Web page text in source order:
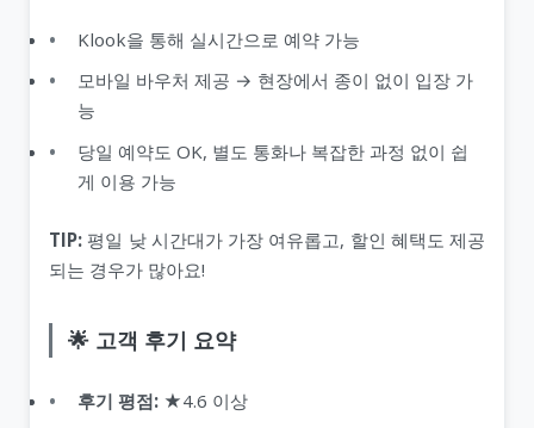
Klook을 통해 실시간으로 예약 가능
모바일 바우처 제공 → 현장에서 종이 없이 입장 가
능
당일 예약도 OK, 별도 통화나 복잡한 과정 없이 쉽
게 이용 가능
TIP: 평일 낮 시간대가 가장 여유롭고, 할인 혜택도 제공
되는 경우가 많아요!
🌟 고객 후기 요약
후기 평점: ★4.6 이상